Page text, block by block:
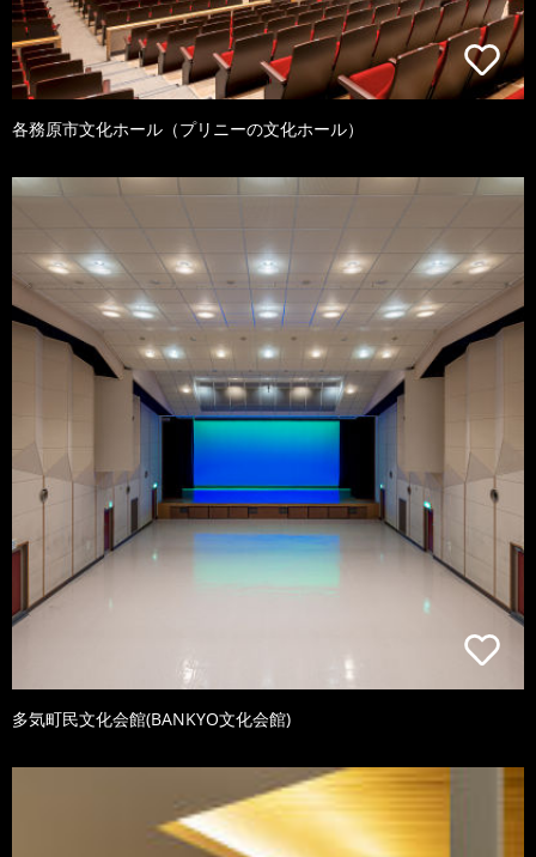
各務原市文化ホール（プリニーの文化ホール）
多気町民文化会館(BANKYO文化会館)